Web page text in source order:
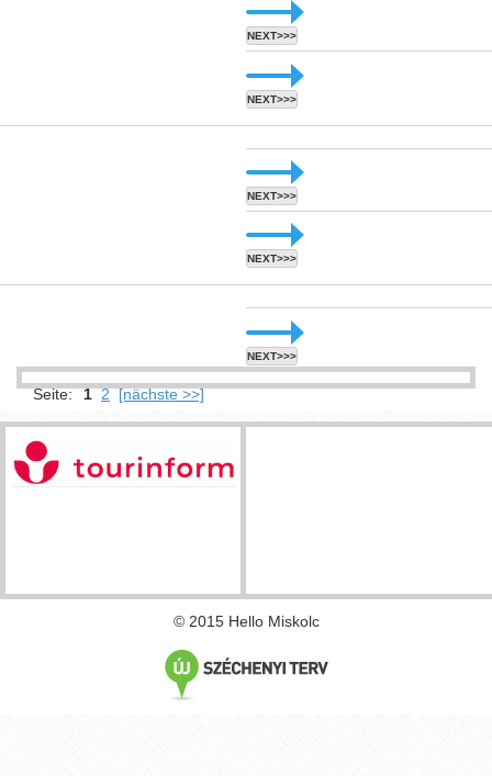
NEXT>>>
NEXT>>>
NEXT>>>
NEXT>>>
NEXT>>>
Seite: 1 2 [nächste >>]
© 2015 Hello Miskolc